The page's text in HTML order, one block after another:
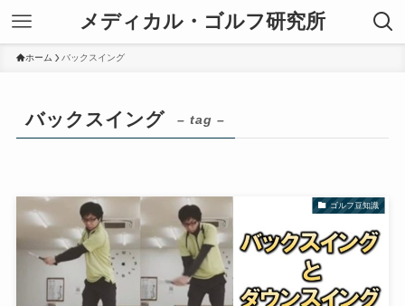
メディカル・ゴルフ研究所
ホーム バックスイング
バックスイング – tag –
ゴルフ豆知識